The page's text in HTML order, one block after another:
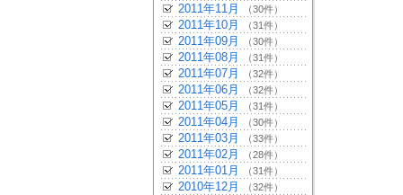
2011年11月 （30件）
2011年10月 （31件）
2011年09月 （30件）
2011年08月 （31件）
2011年07月 （32件）
2011年06月 （32件）
2011年05月 （31件）
2011年04月 （30件）
2011年03月 （33件）
2011年02月 （28件）
2011年01月 （31件）
2010年12月 （32件）